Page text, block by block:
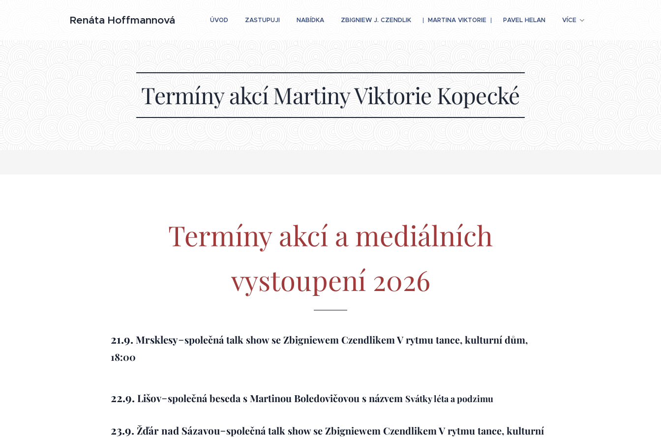
Renáta Hoffmannová ÚVOD ZASTUPUJI NABÍDKA ZBIGNIEW J. CZENDLIK MARTINA VIKTORIE PAVEL HELAN VÍCE
Termíny akcí Martiny Viktorie Kopecké
Termíny akcí a mediálních
vystoupení 2026
21.9. Mrsklesy-společná talk showse Zbigniewem CzendlikemV rytmu tance, kulturní dům,
18:00
22.9. Lišov-společná beseda s Martinou Boledovičovou s názvem Svátky léta a podzimu
23.9. Žďár nad Sázavou-společná talk showse Zbigniewem CzendlikemV rytmu tance, kulturní